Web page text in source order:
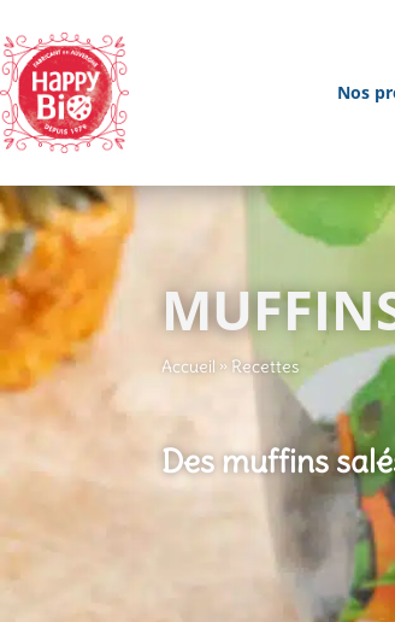
Nos
Accueil » Recettes
Des muffins